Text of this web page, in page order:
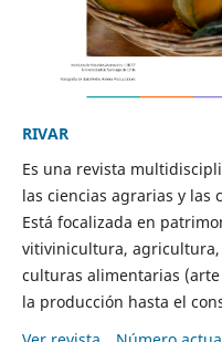
RIVAR
Es una revista
las ciencias agrarias y las
Está focalizada en
vitivinicultura,
culturas alimentarias
la producción hasta el